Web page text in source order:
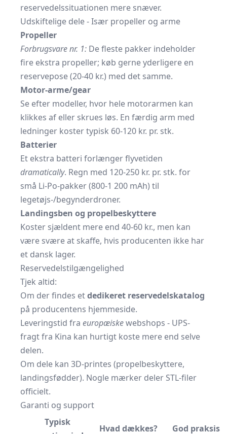
reservedelssituationen mere snæver.
Udskiftelige dele - Især propeller og arme
Propeller
Forbrugsvare nr. 1: De fleste pakker indeholder
fire ekstra propeller; køb gerne yderligere en
reservepose (20-40 kr.) med det samme.
Motor-arme/gear
Se efter modeller, hvor hele motorarmen kan
klikkes af eller skrues løs. En færdig arm med
ledninger koster typisk 60-120 kr. pr. stk.
Batterier
Et ekstra batteri forlænger flyvetiden
dramatically. Regn med 120-250 kr. pr. stk. for
små Li-Po-pakker (800-1 200 mAh) til
legetøjs-/begynderdroner.
Landingsben og propelbeskyttere
Koster sjældent mere end 40-60 kr., men kan
være svære at skaffe, hvis producenten ikke har
et dansk lager.
Reservedelstilgængelighed
Tjek altid:
Om der findes etdedikeret reservedelskatalog
på producentens hjemmeside.
Leveringstid fra europæiskewebshops - UPS-
fragt fra Kina kan hurtigt koste mere end selve
delen.
Om dele kan 3D-printes (propelbeskyttere,
landingsfødder). Nogle mærker deler STL-filer
officielt.
Garanti og support
Typisk
Hvad dækkes? God praksis